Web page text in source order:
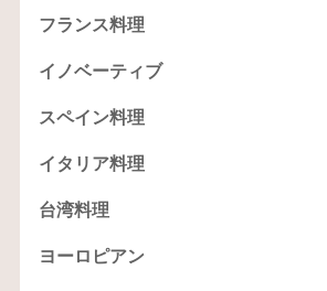
フランス料理
イノベーティブ
スペイン料理
イタリア料理
台湾料理
ヨーロピアン